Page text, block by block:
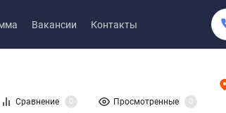
Вакансии Контакты
Сравнение 0 Просмотренные 0